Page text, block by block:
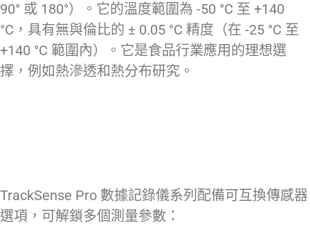
90° 或 180°）。它的溫度範圍為 -50 °C 至 +140
°C，具有無與倫比的 ± 0.05 °C 精度（在 -25 °C 至
+140 °C 範圍內）。它是食品行業應用的理想選
擇，例如熱滲透和熱分布研究。
TrackSense Pro 數據記錄儀系列配備可互換傳感器
選項，可解鎖多個測量參數：